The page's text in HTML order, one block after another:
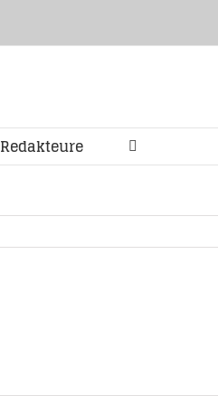
Redakteure